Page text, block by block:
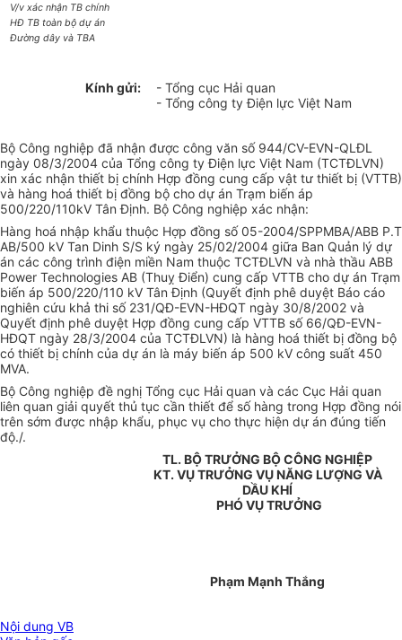
V/v xác nhận TB chính
HĐ TB toàn bộ dự án
Đường dây và TBA
Kính gửi:
- Tổng cục Hải quan
- Tổng công ty Điện lực Việt Nam
Bộ Công nghiệp đã nhận được công văn số 944/CV-EVN-QLĐL
ngày 08/3/2004 của Tổng công ty Điện lực Việt Nam (TCTĐLVN)
xin xác nhận thiết bị chính Hợp đồng cung cấp vật tư thiết bị (VTTB)
và hàng hoá thiết bị đồng bộ cho dự án Trạm biến áp
500/220/110kV Tân Định. Bộ Công nghiệp xác nhận:
Hàng hoá nhập khẩu thuộc Hợp đồng số 05-2004/SPPMBA/ABB P.T
AB/500 kV Tan Dinh S/S ký ngày 25/02/2004 giữa Ban Quản lý dự
án các công trình điện miền Nam thuộc TCTĐLVN và nhà thầu ABB
Power Technologies AB (Thuỵ Điển) cung cấp VTTB cho dự án Trạm
biến áp 500/220/110 kV Tân Định (Quyết định phê duyệt Báo cáo
nghiên cứu khả thi số 231/QĐ-EVN-HĐQT ngày 30/8/2002 và
Quyết định phê duyệt Hợp đồng cung cấp VTTB số 66/QĐ-EVN-
HĐQT ngày 28/3/2004 của TCTĐLVN) là hàng hoá thiết bị đồng bộ
có thiết bị chính của dự án là máy biến áp 500 kV công suất 450
MVA.
Bộ Công nghiệp đề nghị Tổng cục Hải quan và các Cục Hải quan
liên quan giải quyết thủ tục cần thiết để số hàng trong Hợp đồng nói
trên sớm được nhập khẩu, phục vụ cho thực hiện dự án đúng tiến
độ./.
TL. BỘ TRƯỞNG BỘ CÔNG NGHIỆP
KT. VỤ TRƯỞNG VỤ NĂNG LƯỢNG VÀ
DẦU KHÍ
PHÓ VỤ TRƯỞNG
Phạm Mạnh Thắng
Nội dung VB